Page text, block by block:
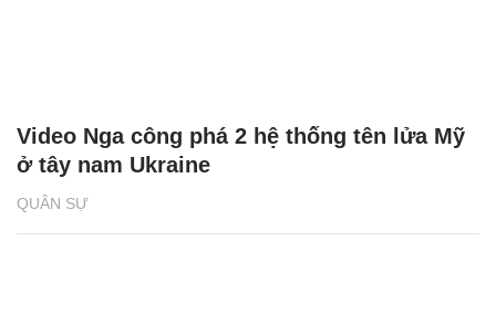
QUÂN SỰ
Video Nga công phá 2 hệ thống tên lửa Mỹ
ở tây nam Ukraine